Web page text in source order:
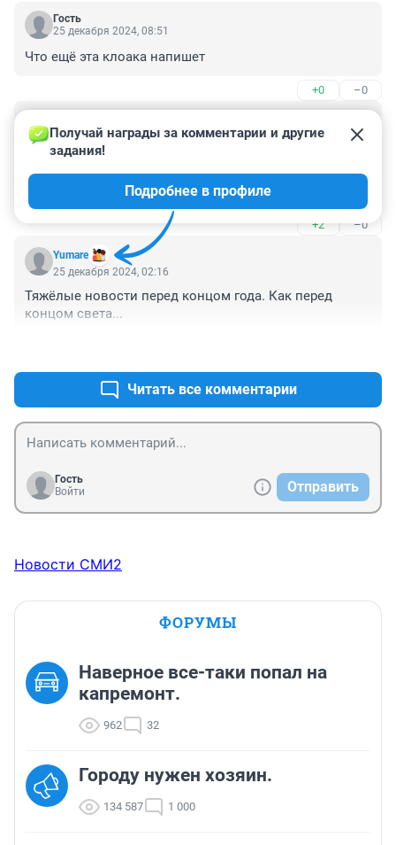
Гость
25 декабря 2024, 08:51
Что ещё эта клоака напишет
+0 –0
25 декабря 2024, 06:57
"Издевательства сибирячки над детьми и гибель двух
рабочих на стройке — главные события 24 декабря" - а
в лавочке энн джи эсс можно ли вообще прочитать
что-то жизнеутверждающее, положительное,
вдохновляющее?
Сомневаюсь..
+2 –0
Yumare
Получай награды за комментарии и другие
задания!
Подробнее в профиле
25 декабря 2024, 02:16
Тяжёлые новости перед концом года. Как перед
концом света...
Читать все комментарии
Гость
Войти
Отправить
Новости СМИ2
ФОРУМЫ
Наверное все-таки попал на
капремонт.
962 32
Городу нужен хозяин.
134 587 1 000